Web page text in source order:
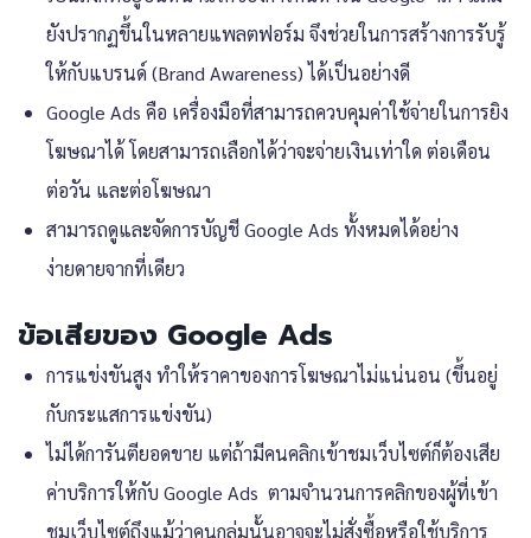
ยังปรากฏขึ้นในหลายแพลตฟอร์ม จึงช่วยในการสร้างการรับรู้
ให้กับแบรนด์ (Brand Awareness) ได้เป็นอย่างดี
Google Ads คือ เครื่องมือที่สามารถควบคุมค่าใช้จ่ายในการยิง
โฆษณาได้ โดยสามารถเลือกได้ว่าจะจ่ายเงินเท่าใด ต่อเดือน
ต่อวัน และต่อโฆษณา
สามารถดูและจัดการบัญชี Google Ads ทั้งหมดได้อย่าง
ง่ายดายจากที่เดียว
ข้อเสียของ Google Ads
การแข่งขันสูง ทำให้ราคาของการโฆษณาไม่แน่นอน (ขึ้นอยู่
กับกระแสการแข่งขัน)
ไม่ได้การันตียอดขาย แต่ถ้ามีคนคลิกเข้าชมเว็บไซต์ก็ต้องเสีย
ค่าบริการให้กับ Google Ads ตามจำนวนการคลิกของผู้ที่เข้า
ชมเว็บไซต์ถึงแม้ว่าคนกลุ่มนั้นอาจจะไม่สั่งซื้อหรือใช้บริการ